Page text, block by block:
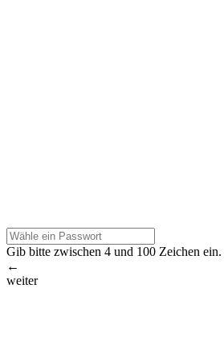
Gib bitte zwischen 4 und 100 Zeichen ein.
←
weiter